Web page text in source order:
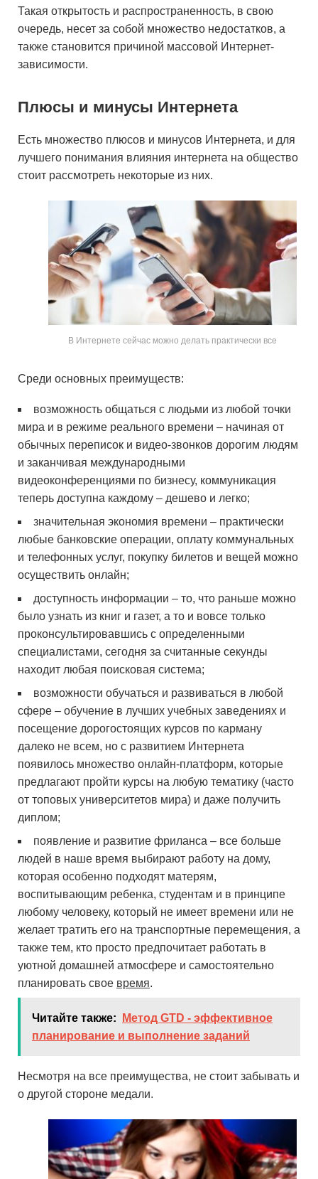
Такая открытость и распространенность, в свою
очередь, несет за собой множество недостатков, а
также становится причиной массовой Интернет-
зависимости.
Плюсы и минусы Интернета
Есть множество плюсов и минусов Интернета, и для
лучшего понимания влияния интернета на общество
стоит рассмотреть некоторые из них.
В Интернете сейчас можно делать практически все
Среди основных преимуществ:
возможность общаться с людьми из любой точки
мира и в режиме реального времени – начиная от
обычных переписок и видео-звонков дорогим людям
и заканчивая международными
видеоконференциями по бизнесу, коммуникация
теперь доступна каждому – дешево и легко;
значительная экономия времени – практически
любые банковские операции, оплату коммунальных
и телефонных услуг, покупку билетов и вещей можно
осуществить онлайн;
доступность информации – то, что раньше можно
было узнать из книг и газет, а то и вовсе только
проконсультировавшись с определенными
специалистами, сегодня за считанные секунды
находит любая поисковая система;
возможности обучаться и развиваться в любой
сфере – обучение в лучших учебных заведениях и
посещение дорогостоящих курсов по карману
далеко не всем, но с развитием Интернета
появилось множество онлайн-платформ, которые
предлагают пройти курсы на любую тематику (часто
от топовых университетов мира) и даже получить
диплом;
появление и развитие фриланса – все больше
людей в наше время выбирают работу на дому,
которая особенно подходят матерям,
воспитывающим ребенка, студентам и в принципе
любому человеку, который не имеет времени или не
желает тратить его на транспортные перемещения, а
также тем, кто просто предпочитает работать в
уютной домашней атмосфере и самостоятельно
планировать свое время.
Читайте также:
Метод GTD - эффективное
планирование и выполнение заданий
Несмотря на все преимущества, не стоит забывать и
о другой стороне медали.